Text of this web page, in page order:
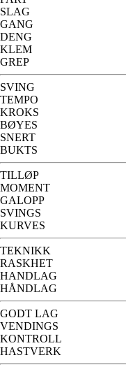
SLAG
GANG
DENG
KLEM
GREP
SVING
TEMPO
KROKS
BØYES
SNERT
BUKTS
TILLØP
MOMENT
GALOPP
SVINGS
KURVES
TEKNIKK
RASKHET
HANDLAG
HÅNDLAG
GODT LAG
VENDINGS
KONTROLL
HASTVERK